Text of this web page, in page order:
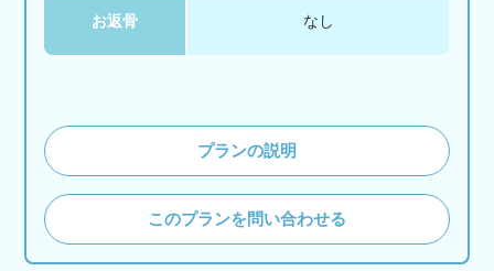
お返骨 なし
プランの説明
このプランを問い合わせる